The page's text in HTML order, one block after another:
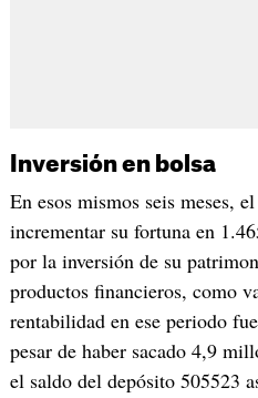
Inversión en bolsa
En esos mismos seis meses,
incrementar su fortuna en
por la inversión de su
productos financieros, como
rentabilidad en ese periodo
pesar de haber sacado 4,9
el saldo del depósito 505523